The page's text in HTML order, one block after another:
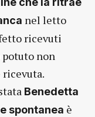
nel letto
ricevuti
potuto non
Benedetta
spontanea è